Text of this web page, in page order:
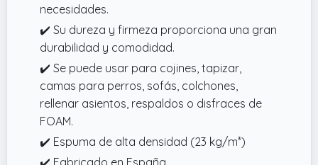
necesidades.
✔️ Su dureza y firmeza proporciona una gran
durabilidad y comodidad.
✔️ Se puede usar para cojines, tapizar,
camas para perros, sofás, colchones,
rellenar asientos, respaldos o disfraces de
FOAM.
✔️ Espuma de alta densidad (23 kg/m³)
✔️ Fabricado en España.